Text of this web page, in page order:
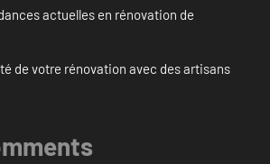
actuelles en rénovation de
de votre rénovation avec des artisans